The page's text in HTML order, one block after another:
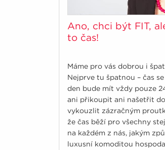
Ano, chci být FIT,
to čas!
Máme pro vás dobrou i
Nejprve tu špatnou – čas
den bude mít vždy pouze
ani přikoupit ani našetřit
vykouzlit zázračným
že čas běží pro všechny
na každém z nás, jakým
luxusní komoditou